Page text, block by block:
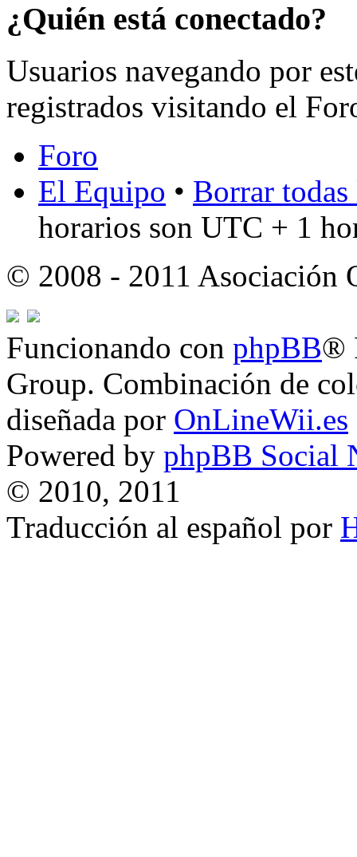
¿Quién está conectado?
Usuarios navegando por
registrados visitando el
Foro
El Equipo • Borrar
horarios son UTC + 1
© 2008 - 2011 Asociación
Funcionando con phpBB®
Group. Combinación de
diseñada por OnLineWii.es
Powered by phpBB Social
© 2010, 2011
Traducción al español por